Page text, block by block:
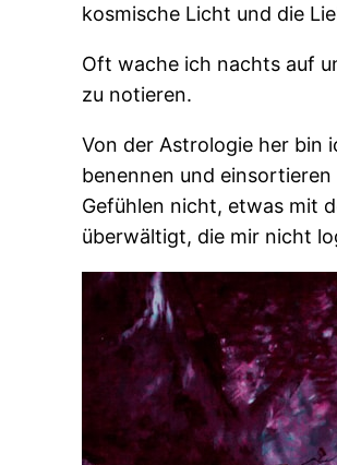
kosmische Licht und die
Oft wache ich nachts auf
zu notieren.
Von der Astrologie her bin
benennen und
Gefühlen nicht, etwas mit
überwältigt, die mir nicht